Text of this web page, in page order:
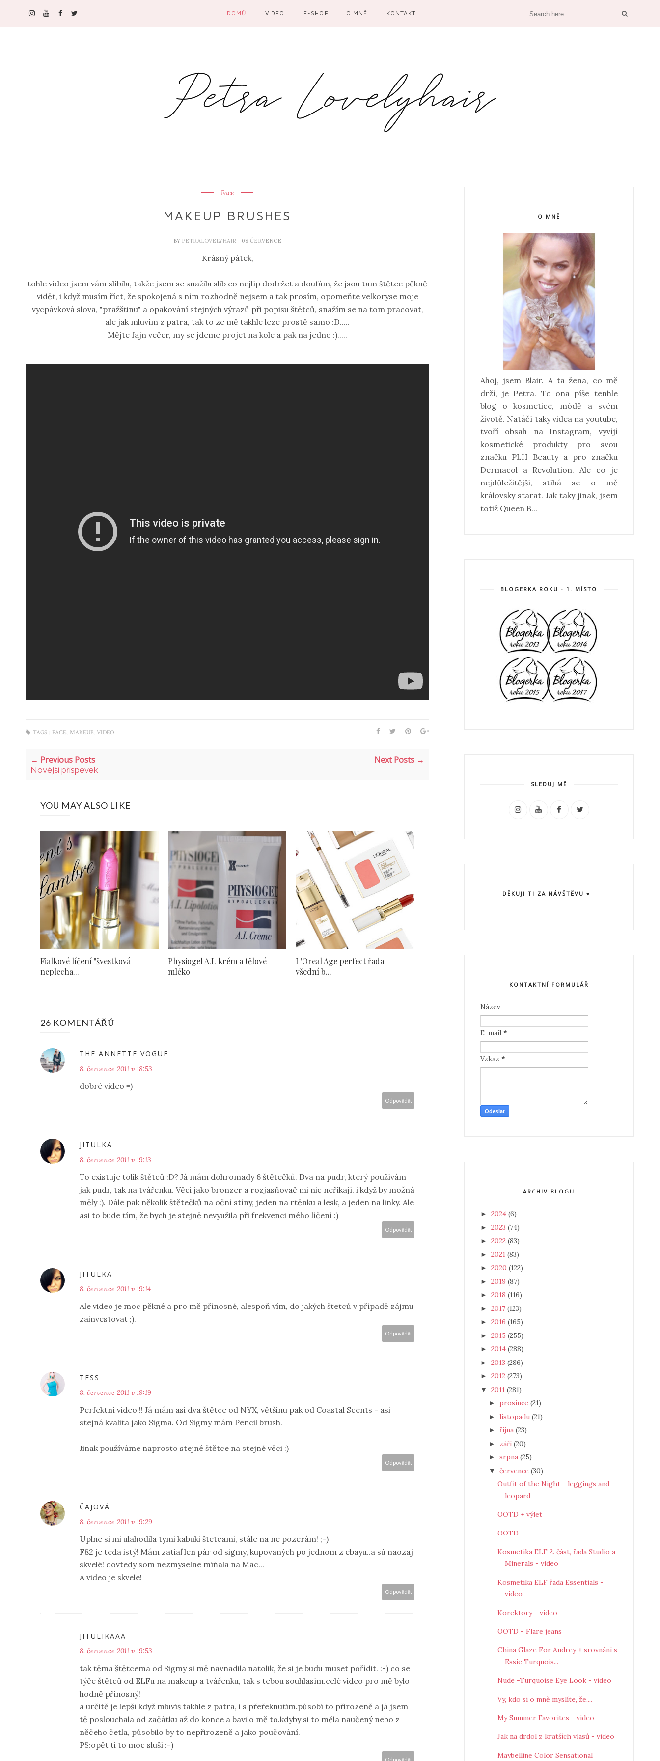
DOMŮ VIDEO E-SHOP O MNĚ KONTAKT
Face
MAKEUP BRUSHES
BY PETRALOVELYHAIR - 08 ČERVENCE
Krásný pátek,
tohle video jsem vám slíbila, takže jsem se snažila slib co nejlíp dodržet a doufám, že jsou tam štětce pěkně
vidět, i když musím říct, že spokojená s ním rozhodně nejsem a tak prosím, opomeňte velkoryse moje
vycpávková slova, "pražštinu" a opakování stejných výrazů při popisu štětců, snažím se na tom pracovat,
ale jak mluvím z patra, tak to ze mě takhle leze prostě samo :D.....
Mějte fajn večer, my se jdeme projet na kole a pak na jedno :).....
TAGS : FACE, MAKEUP, VIDEO
← Previous Posts
Novější příspěvek
Next Posts →
YOU MAY ALSO LIKE
Fialkové líčení "švestková
neplecha...
Physiogel A.I. krém a tělové
mléko
L'Oreal Age perfect řada +
všední b...
26 KOMENTÁŘŮ
THE ANNETTE VOGUE
8. července 2011 v 18:53
dobré video =)
Odpovědět
JITULKA
8. července 2011 v 19:13
To existuje tolik štětců :D? Já mám dohromady 6 štětečků. Dva na pudr, který používám
jak pudr, tak na tvářenku. Věci jako bronzer a rozjasňovač mi nic neříkají, i když by možná
měly :). Dále pak několik štětečků na oční stíny, jeden na rtěnku a lesk, a jeden na linky. Ale
asi to bude tím, že bych je stejně nevyužila při frekvenci mého líčení :)
Odpovědět
JITULKA
8. července 2011 v 19:14
Ale video je moc pěkné a pro mě přínosné, alespoň vím, do jakých štetců v případě zájmu
zainvestovat ;).
Odpovědět
TESS
8. července 2011 v 19:19
Perfektní video!!! Já mám asi dva štětce od NYX, většinu pak od Coastal Scents - asi
stejná kvalita jako Sigma. Od Sigmy mám Pencil brush.
Jinak používáme naprosto stejné štětce na stejné věci :)
Odpovědět
ČAJOVÁ
8. července 2011 v 19:29
Uplne si mi ulahodila tymi kabuki štetcami, stále na ne pozerám! ;-)
F82 je teda istý! Mám zatiaľ len pár od sigmy, kupovaných po jednom z ebayu..a sú naozaj
skvelé! dovtedy som nezmyselne míňala na Mac...
A video je skvele!
Odpovědět
JITULIKAAA
8. července 2011 v 19:53
tak těma štětcema od Sigmy si mě navnadila natolik, že si je budu muset pořídit. :-) co se
týče štětců od ELFu na makeup a tvářenku, tak s tebou souhlasím.celé video pro mě bylo
hodně přínosný!
a určitě je lepší když mluvíš takhle z patra, i s přeřeknutím.působí to přirozeně a já jsem
tě poslouchala od začátku až do konce a bavilo mě to.kdyby si to měla naučený nebo z
něčeho četla, působilo by to nepřirozeně a jako poučování.
PS:opět ti to moc sluší :-)
Odpovědět
O MNĚ
Ahoj, jsem Blair. A ta žena, co mě
drží, je Petra. To ona píše tenhle
blog o kosmetice, módě a svém
životě. Natáčí taky videa na youtube,
tvoří obsah na Instagram, vyvíjí
kosmetické produkty pro svou
značku PLH Beauty a pro značku
Dermacol a Revolution. Ale co je
nejdůležitější, stíhá se o mě
královsky starat. Jak taky jinak, jsem
totiž Queen B...
BLOGERKA ROKU - 1. MÍSTO
SLEDUJ MĚ
DĚKUJI TI ZA NÁVŠTĚVU ♥
KONTAKTNÍ FORMULÁŘ
Název
E-mail *
Vzkaz *
ARCHIV BLOGU
► 2024 (6)
► 2023 (74)
► 2022 (83)
► 2021 (83)
► 2020 (122)
► 2019 (87)
► 2018 (116)
► 2017 (123)
► 2016 (165)
► 2015 (255)
► 2014 (288)
► 2013 (286)
► 2012 (273)
▼ 2011 (281)
► prosince (21)
► listopadu (21)
► října (23)
► září (20)
► srpna (25)
▼ července (30)
Outfit of the Night - leggings and
leopard
OOTD + výlet
OOTD
Kosmetika ELF 2. část, řada Studio a
Minerals - video
Kosmetika ELF řada Essentials -
video
Korektory - video
OOTD - Flare jeans
China Glaze For Audrey + srovnání s
Essie Turquois...
Nude -Turquoise Eye Look - video
Vy, kdo si o mně myslíte, že....
My Summer Favorites - video
Jak na drdol z kratších vlasů - video
Maybelline Color Sensational